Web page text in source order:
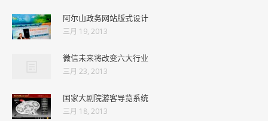
阿尔山政务网站版式设计
三月 19, 2013
微信未来将改变六大行业
三月 23, 2013
国家大剧院游客导览系统
三月 18, 2013